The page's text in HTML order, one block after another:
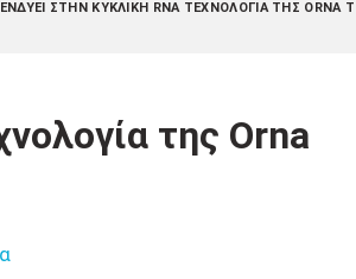
ΣΤΗΝ ΚΥΚΛΙΚΉ RNA ΤΕΧΝΟΛΟΓΊΑ ΤΗΣ ORNA
της Orna